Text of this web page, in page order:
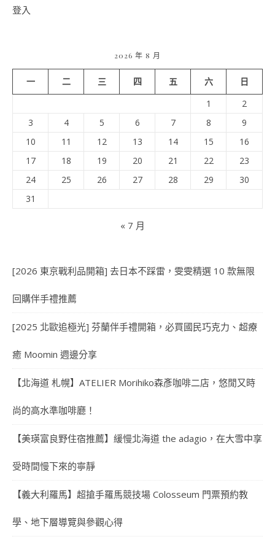
登入
2026 年 8 月
一 二 三 四 五 六
日
1
2
3
4 5 6 7 8
9
10
11 12 13 14 15
16
17
18 19 20 21 22
23
24
25 26 27 28 29
30
31
« 7 月
[2026 東京戰利品開箱] 去日本不踩雷，雯雯精選 10 款無限
回購伴手禮推薦
[2025 北歐追極光] 芬蘭伴手禮開箱，必買國民巧克力、超療
癒 Moomin 週邊分享
【北海道 札幌】ATELIER Morihiko森彥咖啡二店，悠閒又時
尚的高水準咖啡廳！
【美瑛富良野住宿推薦】緩慢北海道 the adagio，在大雪中享
受時間慢下來的寧靜
【義大利羅馬】超搶手羅馬競技場 Colosseum 門票預約教
學、地下層導覽與參觀心得